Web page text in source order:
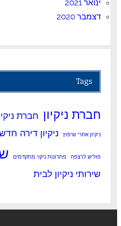
ינואר 2021
דצמבר 2020
Tags
חברת ניקיון חברת
ניקיון אחרי שיפוץ ניקיון דירה
פוליש לרצפה פתרונות ניקוי מתקדמים
שירותי ניקיון לבית